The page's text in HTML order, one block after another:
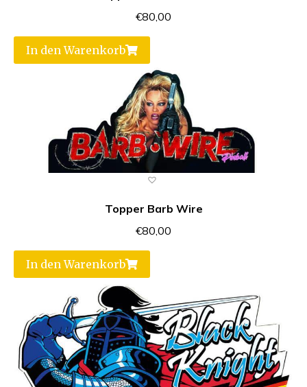
€80,00
In den Warenkorb
Topper Barb Wire
€80,00
In den Warenkorb